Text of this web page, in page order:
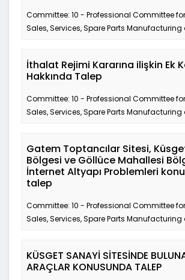
Committee: 10 - Professional Committee
Sales, Services, Spare Parts
İthalat Rejimi Kararına ilişkin Ek
Hakkında Talep
Committee: 10 - Professional Committee
Sales, Services, Spare Parts
Gatem Toptancılar Sitesi,
Bölgesi ve Göllüce Mahallesi
İnternet Altyapı Problemleri
talep
Committee: 10 - Professional Committee
Sales, Services, Spare Parts
KÜSGET SANAYİ SİTESİNDE
ARAÇLAR KONUSUNDA TALEP